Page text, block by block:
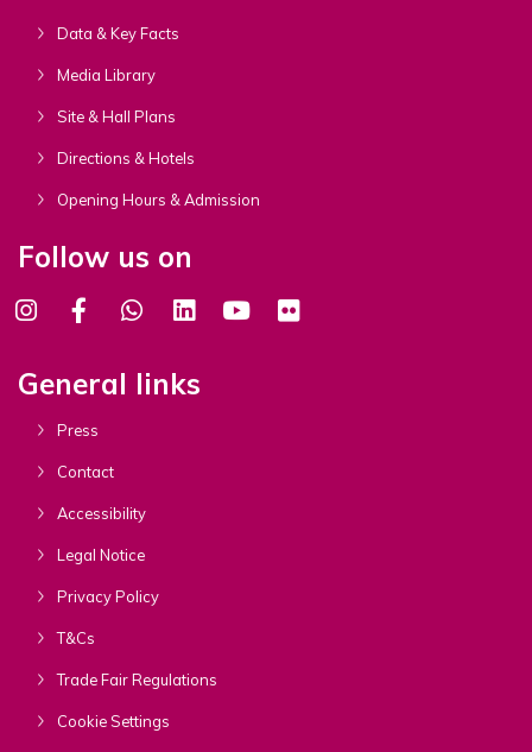
Data & Key Facts
Media Library
Site & Hall Plans
Directions & Hotels
Opening Hours & Admission
Follow us on
General links
Press
Contact
Accessibility
Legal Notice
Privacy Policy
T&Cs
Trade Fair Regulations
Cookie Settings